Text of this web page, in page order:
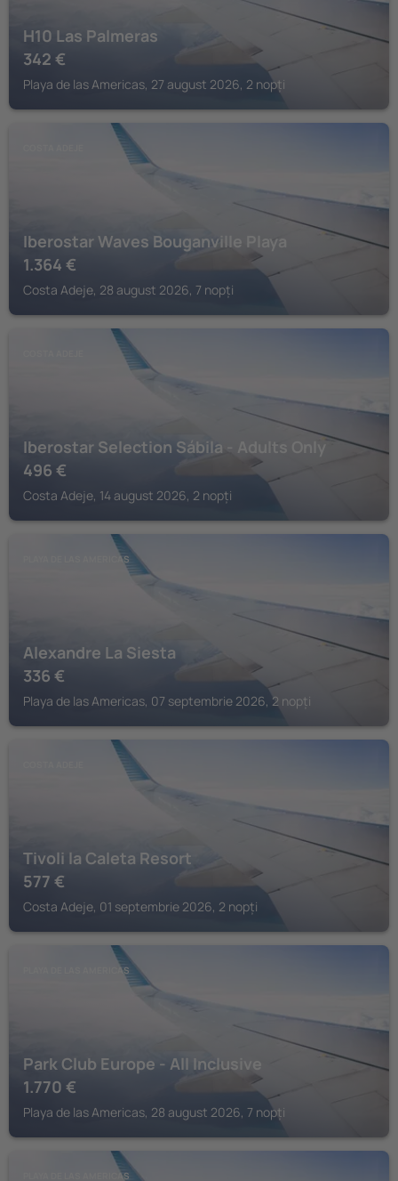
H10 Las Palmeras
342 €
Playa de las Americas, 27 august 2026, 2 nopți
Iberostar Waves Bouganville Playa
1.364 €
Costa Adeje, 28 august 2026, 7 nopți
Iberostar Selection Sábila - Adults Only
496 €
Costa Adeje, 14 august 2026, 2 nopți
PLAYA DE LAS AMERICAS
Alexandre La Siesta
336 €
Playa de las Americas, 07 septembrie 2026, 2 nopți
Tivoli la Caleta Resort
577 €
Costa Adeje, 01 septembrie 2026, 2 nopți
PLAYA DE LAS AMERICAS
Park Club Europe - All Inclusive
1.770 €
Playa de las Americas, 28 august 2026, 7 nopți
PLAYA DE LAS AMERICAS